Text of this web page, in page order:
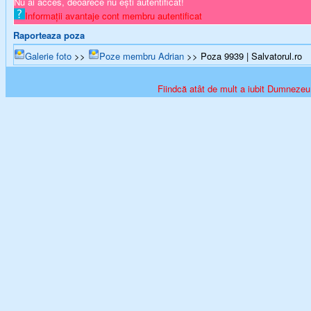
Informații avantaje cont membru autentificat
Raporteaza poza
Galerie foto >> Poze membru Adrian >> Poza 9939 | Salvatorul.ro
Fiindcă atât de mult a iubit